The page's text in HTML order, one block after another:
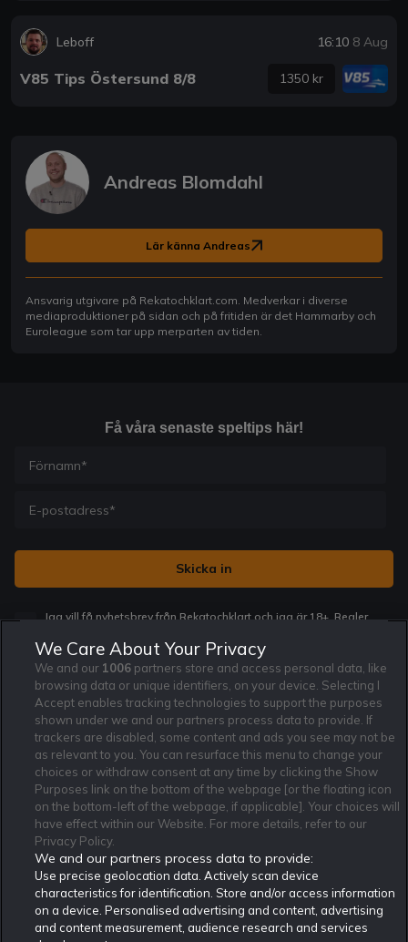
Leboff 16:10 8 Aug
V85 Tips Östersund 8/8 1350 kr
Andreas Blomdahl
Lär känna Andreas
Ansvarig utgivare på Rekatochklart.com. Medverkar i diverse
mediaproduktioner på sidan och på fritiden är det Hammarby och
Euroleague som tar upp merparten av tiden.
Få våra senaste speltips här!
Jag vill få nyhetsbrev från Rekatochklart och jag är 18+. Regler
Rekatochklart.com är Sveriges ledande betting-community. 2017 nominerades
Rekatochklart som en av världens bästa spelinformations-sajter på spelbranschens egen
Oscarsgala EGR Awards.
Rekatochklart är oberoende och ej knutet till något specifikt spelbolag. Här hittar du
speltips, unika insättningsbonusar och erbjudanden från de största och mest seriösa
Affiliate Modell
Kontakta oss
Redaktionen
Ansvarsfullt Spelande
Nyhetsarkiv
Tipsarkiv
Cookie Policy
Användarvilkor
Integritetspolicy
Sportkalender
We Care About Your Privacy
We and our 1006 partners store and access personal data, like
browsing data or unique identifiers, on your device. Selecting I
Accept enables tracking technologies to support the purposes
shown under we and our partners process data to provide. If
trackers are disabled, some content and ads you see may not be
as relevant to you. You can resurface this menu to change your
choices or withdraw consent at any time by clicking the Show
Purposes link on the bottom of the webpage [or the floating icon
on the bottom-left of the webpage, if applicable]. Your choices will
have effect within our Website. For more details, refer to our
Privacy Policy.
We and our partners process data to provide:
Use precise geolocation data. Actively scan device
characteristics for identification. Store and/or access information
on a device. Personalised advertising and content, advertising
and content measurement, audience research and services